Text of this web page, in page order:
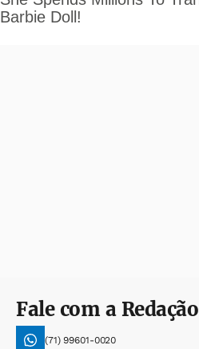
Fale com a Redação
(71) 99601-0020